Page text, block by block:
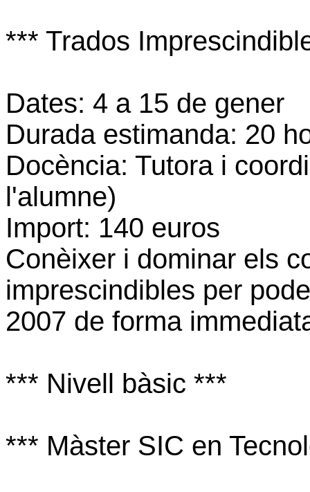
*** Trados
Dates: 4 a 15 de gener
Durada estimanda: 20
Docència: Tutora i
l'alumne)
Import: 140 euros
Conèixer i dominar els
imprescindibles per
2007 de forma
*** Nivell bàsic ***
*** Màster SIC en